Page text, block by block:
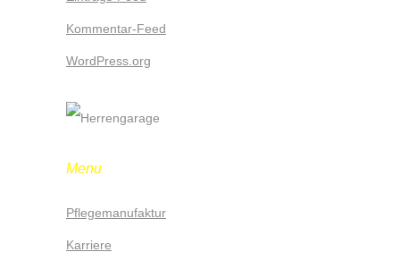
Kommentar-Feed
WordPress.org
Menu
Pflegemanufaktur
Karriere